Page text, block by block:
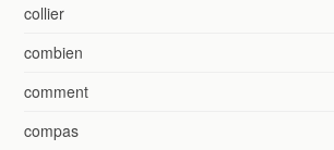
collier
combien
comment
compas